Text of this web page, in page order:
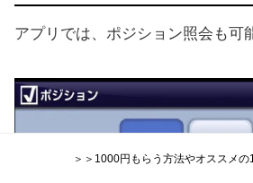
アプリでは、ポジション照会も可
＞＞1000円もらう方法やオススメの